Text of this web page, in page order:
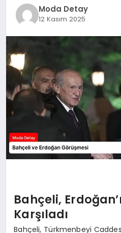
TEKNOLOJI
Moda Detay
12 Kasım 2025
Bahçeli,
Karşıladı
Bahçeli, Türkmenbeyi